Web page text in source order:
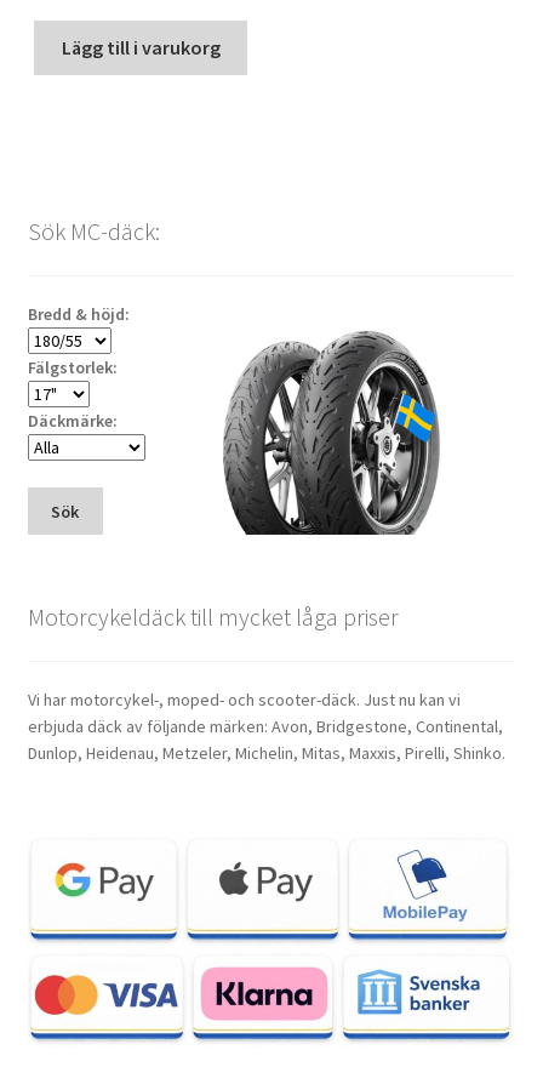
Lägg till i varukorg
Sök MC-däck:
Bredd & höjd:
Fälgstorlek:
Däckmärke:
Sök
Motorcykeldäck till mycket låga priser
Vi har motorcykel-, moped- och scooter-däck. Just nu kan vi
erbjuda däck av följande märken: Avon, Bridgestone, Continental,
Dunlop, Heidenau, Metzeler, Michelin, Mitas, Maxxis, Pirelli, Shinko.